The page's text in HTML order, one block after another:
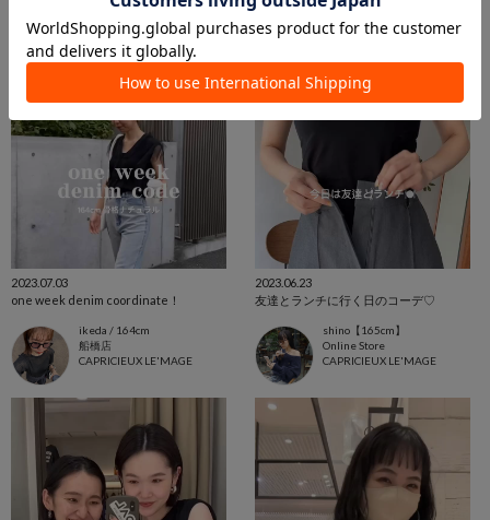
2023.07.03
one week denim coordinate！
ikeda / 164cm
船橋店
CAPRICIEUX LE'MAGE
2023.06.23
友達とランチに行く日のコーデ♡
shino【165cm】
Online Store
CAPRICIEUX LE'MAGE